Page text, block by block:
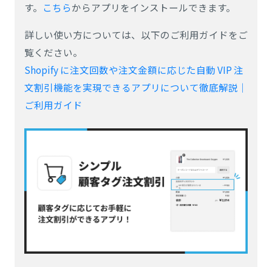
す。 こちらからアプリをインストールできます。
詳しい使い方については、以下のご利用ガイドをご
覧ください。
Shopify に注文回数や注文金額に応じた自動 VIP 注
文割引機能を実現できるアプリについて徹底解説｜
ご利用ガイド